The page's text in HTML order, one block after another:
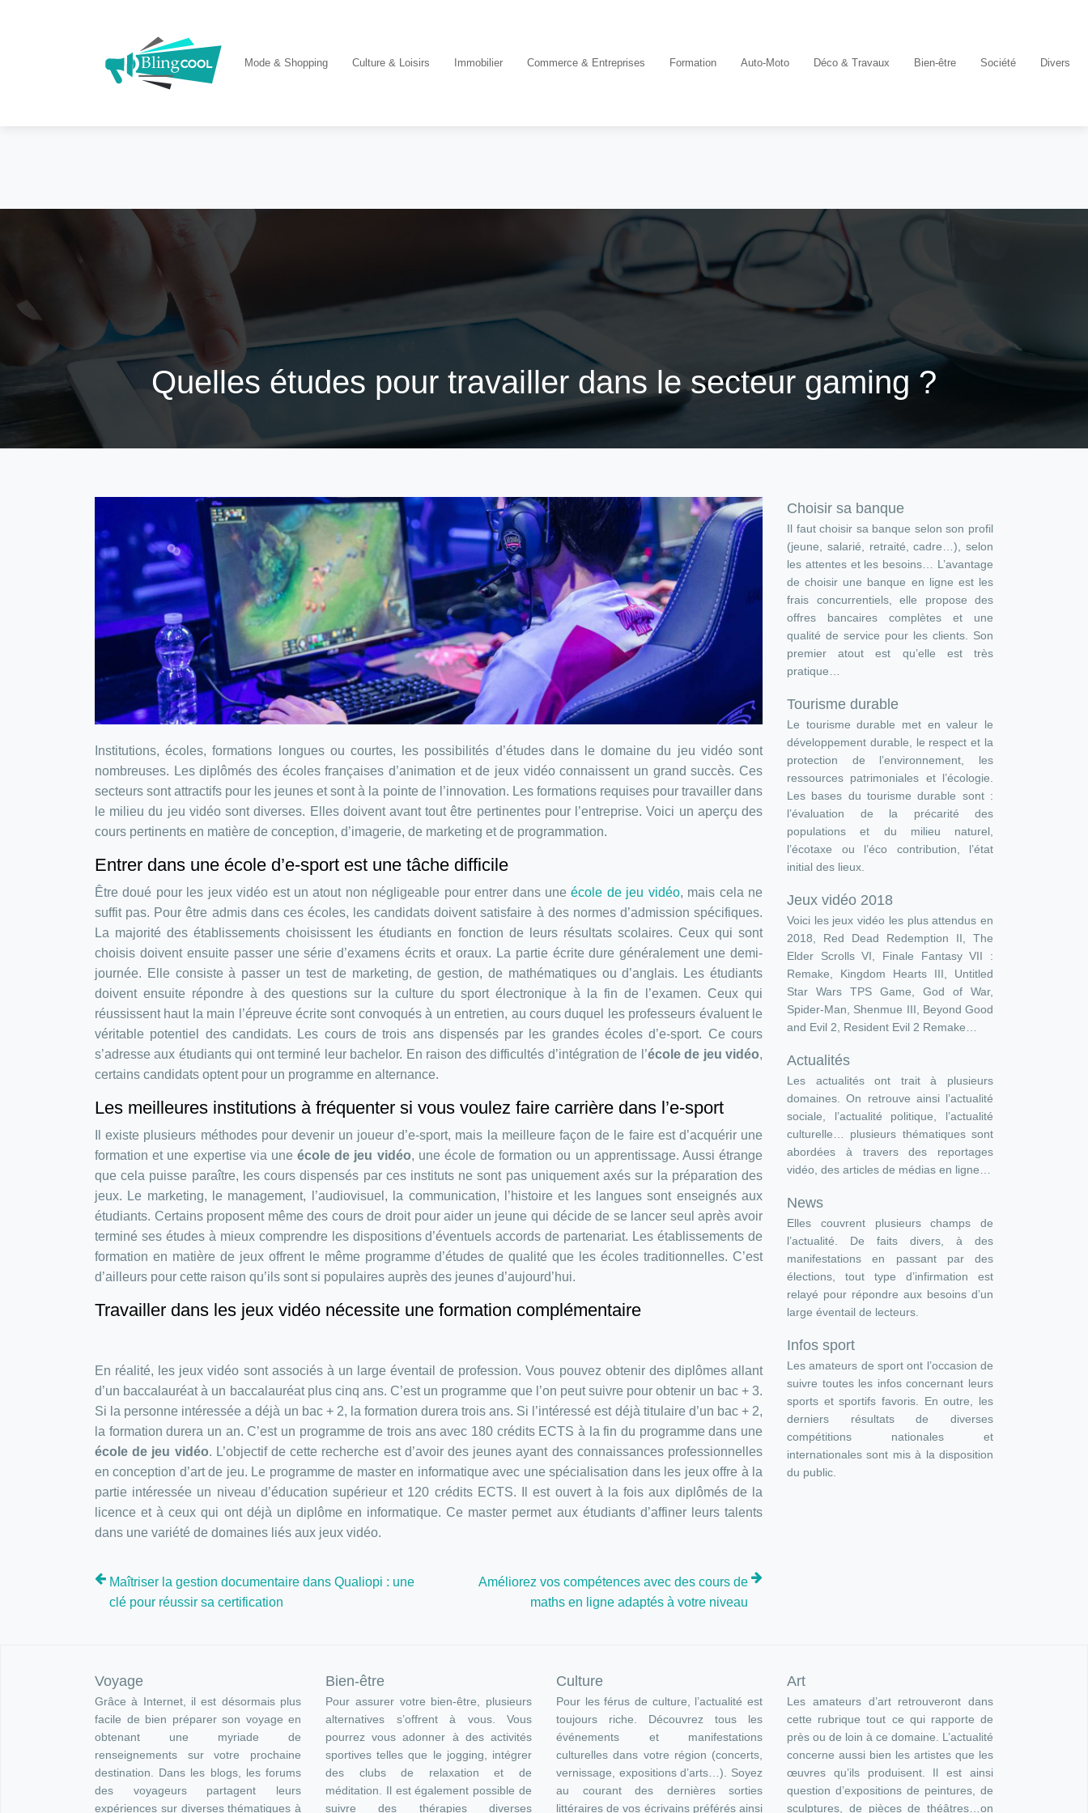
Mode & Shopping Culture & Loisirs Immobilier Commerce & Entreprises Formation Auto-Moto Déco & Travaux Bien-être Société Divers
Quelles études pour travailler dans le secteur gaming ?
Institutions, écoles, formations longues ou courtes, les possibilités d’études dans le domaine du jeu vidéo sont
nombreuses. Les diplômés des écoles françaises d’animation et de jeux vidéo connaissent un grand succès. Ces
secteurs sont attractifs pour les jeunes et sont à la pointe de l’innovation. Les formations requises pour travailler dans
le milieu du jeu vidéo sont diverses. Elles doivent avant tout être pertinentes pour l’entreprise. Voici un aperçu des
cours pertinents en matière de conception, d’imagerie, de marketing et de programmation.
Entrer dans une école d’e-sport est une tâche difficile
Être doué pour les jeux vidéo est un atout non négligeable pour entrer dans uneécole de jeu vidéo, mais cela ne
suffit pas. Pour être admis dans ces écoles, les candidats doivent satisfaire à des normes d’admission spécifiques.
La majorité des établissements choisissent les étudiants en fonction de leurs résultats scolaires. Ceux qui sont
choisis doivent ensuite passer une série d’examens écrits et oraux. La partie écrite dure généralement une demi-
journée. Elle consiste à passer un test de marketing, de gestion, de mathématiques ou d’anglais. Les étudiants
doivent ensuite répondre à des questions sur la culture du sport électronique à la fin de l’examen. Ceux qui
réussissent haut la main l’épreuve écrite sont convoqués à un entretien, au cours duquel les professeurs évaluent le
véritable potentiel des candidats. Les cours de trois ans dispensés par les grandes écoles d’e-sport. Ce cours
s’adresse aux étudiants qui ont terminé leur bachelor. En raison des difficultés d’intégration de l’école de jeu vidéo,
certains candidats optent pour un programme en alternance.
Les meilleures institutions à fréquenter si vous voulez faire carrière dans l’e-sport
Il existe plusieurs méthodes pour devenir un joueur d’e-sport, mais la meilleure façon de le faire est d’acquérir une
formation et une expertise via une école de jeu vidéo, une école de formation ou un apprentissage. Aussi étrange
que cela puisse paraître, les cours dispensés par ces instituts ne sont pas uniquement axés sur la préparation des
jeux. Le marketing, le management, l’audiovisuel, la communication, l’histoire et les langues sont enseignés aux
étudiants. Certains proposent même des cours de droit pour aider un jeune qui décide de se lancer seul après avoir
terminé ses études à mieux comprendre les dispositions d’éventuels accords de partenariat. Les établissements de
formation en matière de jeux offrent le même programme d’études de qualité que les écoles traditionnelles. C’est
d’ailleurs pour cette raison qu’ils sont si populaires auprès des jeunes d’aujourd’hui.
Travailler dans les jeux vidéo nécessite une formation complémentaire
En réalité, les jeux vidéo sont associés à un large éventail de profession. Vous pouvez obtenir des diplômes allant
d’un baccalauréat à un baccalauréat plus cinq ans. C’est un programme que l’on peut suivre pour obtenir un bac + 3.
Si la personne intéressée a déjà un bac + 2, la formation durera trois ans. Si l’intéressé est déjà titulaire d’un bac + 2,
la formation durera un an. C’est un programme de trois ans avec 180 crédits ECTS à la fin du programme dans une
école de jeu vidéo. L’objectif de cette recherche est d’avoir des jeunes ayant des connaissances professionnelles
en conception d’art de jeu. Le programme de master en informatique avec une spécialisation dans les jeux offre à la
partie intéressée un niveau d’éducation supérieur et 120 crédits ECTS. Il est ouvert à la fois aux diplômés de la
licence et à ceux qui ont déjà un diplôme en informatique. Ce master permet aux étudiants d’affiner leurs talents
dans une variété de domaines liés aux jeux vidéo.
Maîtriser la gestion documentaire dans Qualiopi : une
clé pour réussir sa certification
Améliorez vos compétences avec des cours de
maths en ligne adaptés à votre niveau
Choisir sa banque
Il faut choisir sa banque selon son profil
(jeune, salarié, retraité, cadre…), selon
les attentes et les besoins… L’avantage
de choisir une banque en ligne est les
frais concurrentiels, elle propose des
offres bancaires complètes et une
qualité de service pour les clients. Son
premier atout est qu’elle est très
pratique…
Tourisme durable
Le tourisme durable met en valeur le
développement durable, le respect et la
protection de l’environnement, les
ressources patrimoniales et l’écologie.
Les bases du tourisme durable sont :
l’évaluation de la précarité des
populations et du milieu naturel,
l’écotaxe ou l’éco contribution, l’état
initial des lieux.
Jeux vidéo 2018
Voici les jeux vidéo les plus attendus en
2018, Red Dead Redemption II, The
Elder Scrolls VI, Finale Fantasy VII :
Remake, Kingdom Hearts III, Untitled
Star Wars TPS Game, God of War,
Spider-Man, Shenmue III, Beyond Good
and Evil 2, Resident Evil 2 Remake…
Actualités
Les actualités ont trait à plusieurs
domaines. On retrouve ainsi l’actualité
sociale, l’actualité politique, l’actualité
culturelle… plusieurs thématiques sont
abordées à travers des reportages
vidéo, des articles de médias en ligne…
News
Elles couvrent plusieurs champs de
l’actualité. De faits divers, à des
manifestations en passant par des
élections, tout type d’infirmation est
relayé pour répondre aux besoins d’un
large éventail de lecteurs.
Infos sport
Les amateurs de sport ont l’occasion de
suivre toutes les infos concernant leurs
sports et sportifs favoris. En outre, les
derniers résultats de diverses
compétitions nationales et
internationales sont mis à la disposition
du public.
Voyage
Grâce à Internet, il est désormais plus
facile de bien préparer son voyage en
obtenant une myriade de
renseignements sur votre prochaine
destination. Dans les blogs, les forums
des voyageurs partagent leurs
expériences sur diverses thématiques à
Bien-être
Pour assurer votre bien-être, plusieurs
alternatives s’offrent à vous. Vous
pourrez vous adonner à des activités
sportives telles que le jogging, intégrer
des clubs de relaxation et de
méditation. Il est également possible de
suivre des thérapies diverses
Culture
Pour les férus de culture, l’actualité est
toujours riche. Découvrez tous les
événements et manifestations
culturelles dans votre région (concerts,
vernissage, expositions d’arts…). Soyez
au courant des dernières sorties
littéraires de vos écrivains préférés ainsi
Art
Les amateurs d’art retrouveront dans
cette rubrique tout ce qui rapporte de
près ou de loin à ce domaine. L’actualité
concerne aussi bien les artistes que les
œuvres qu’ils produisent. Il est ainsi
question d’expositions de peintures, de
sculptures, de pièces de théâtres…on